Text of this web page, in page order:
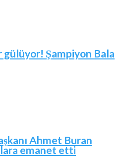
gülüyor! Şampiyon Bala
Ahmet Buran
emanet etti